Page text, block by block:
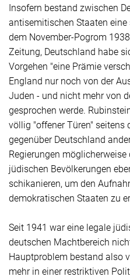
Insofern bestand zwischen
antisemitischen Staaten
dem November-Pogrom
Zeitung, Deutschland habe
Vorgehen "eine Prämie
England nur noch von der
Juden - und nicht mehr von
gesprochen werde.
völlig "offener Türen" seitens
gegenüber Deutschland
Regierungen
jüdischen Bevölkerungen
schikanieren, um den
demokratischen Staaten zu
Seit 1941 war eine legale
deutschen Machtbereich
Hauptproblem bestand also
mehr in einer restriktiven